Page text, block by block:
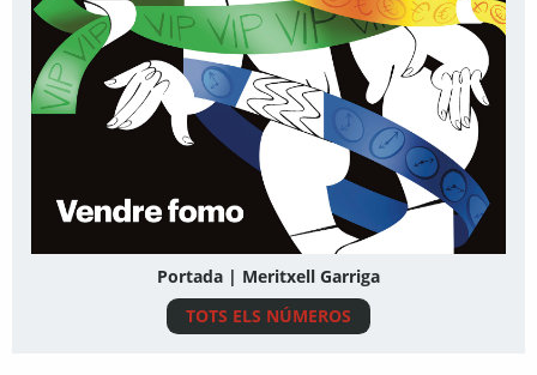
Portada | Meritxell Garriga
TOTS ELS NÚMEROS